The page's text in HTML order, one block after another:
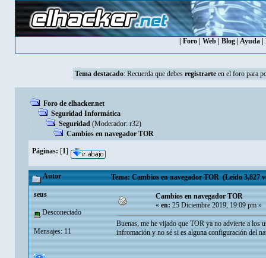
Foro| Web| Blog| Ayuda|
Tema destacado: Recuerda que debes registrarteen el foro para
Foro de elhacker.net
Seguridad Informática
Seguridad (Moderador: r32)
Cambios en navegador TOR
Páginas: [1]
Autor Tema: Cambios en navegador TOR (Leído 3,827
seus
Desconectado
Mensajes: 11
Cambios en navegador TOR
«en:25 Diciembre 2019, 19:09 pm »
Buenas, me he vijado que TOR ya no advierte a los
infromación y no sé si es alguna configuración del